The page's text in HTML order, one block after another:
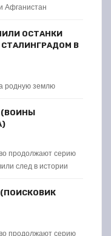
Афганистан
ОСТАНКИ
В
родную землю
(ВОИНЫ
продолжают серию
след в истории
продолжают серию